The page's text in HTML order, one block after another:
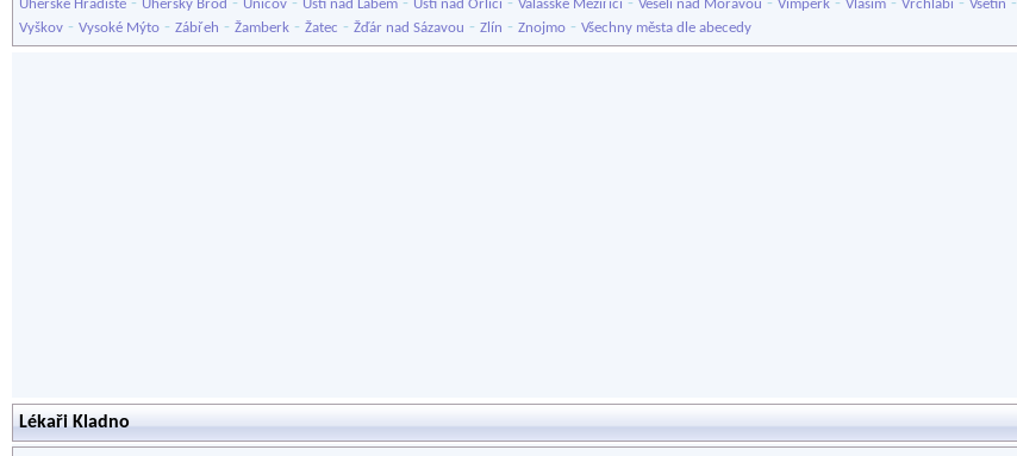
Uherské Hradiště Uherský Brod Uničov Ústí nad Labem Ústí nad Orlicí Valašské Meziříčí Veselí nad Moravou Vimperk Vlašim Vrchlabí Vsetín
Vyškov - Vysoké Mýto - Zábřeh - Žamberk - Žatec - Žďár nad Sázavou - Zlín - Znojmo - Všechny města dle abecedy
Lékaři Kladno